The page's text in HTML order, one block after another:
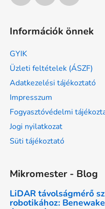
Információk önnek
GYIK
Üzleti feltételek (ÁSZF)
Adatkezelési tájékoztató
Impresszum
Fogyasztóvédelmi
Jogi nyilatkozat
Süti tájékoztató
Mikromester - Blog
LiDAR távolságmérő
robotikához: